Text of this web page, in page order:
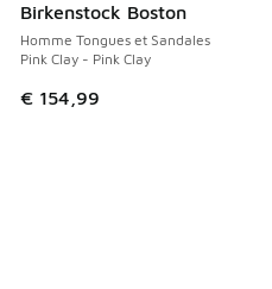
Birkenstock Boston
Homme Tongues et Sandales
Pink Clay - Pink Clay
€ 154,99